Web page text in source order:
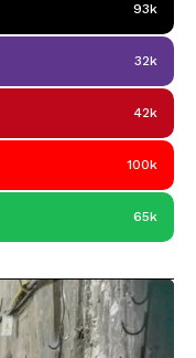
93k
32k
42k
100k
65k